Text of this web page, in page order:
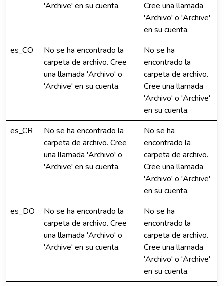
'Archive' en su cuenta.
Cree una llamada
'Archivo' o 'Archive'
en su cuenta.
es_CO
No se ha encontrado la
carpeta de archivo. Cree
una llamada 'Archivo' o
'Archive' en su cuenta.
No se ha
encontrado la
carpeta de archivo.
Cree una llamada
'Archivo' o 'Archive'
en su cuenta.
es_CR
No se ha encontrado la
carpeta de archivo. Cree
una llamada 'Archivo' o
'Archive' en su cuenta.
No se ha
encontrado la
carpeta de archivo.
Cree una llamada
'Archivo' o 'Archive'
en su cuenta.
es_DO
No se ha encontrado la
carpeta de archivo. Cree
una llamada 'Archivo' o
'Archive' en su cuenta.
No se ha
encontrado la
carpeta de archivo.
Cree una llamada
'Archivo' o 'Archive'
en su cuenta.